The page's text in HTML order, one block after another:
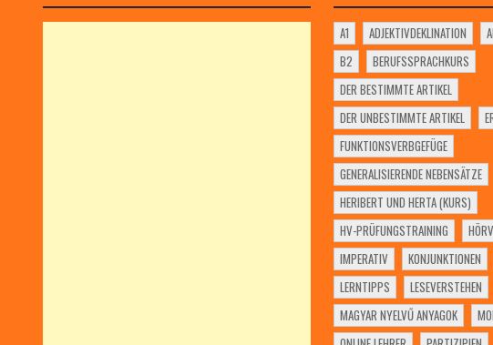
A1 ADJEKTIVDEKLINATION
B2
BERUFSSPRACHKURS
DER BESTIMMTE ARTIKEL
DER UNBESTIMMTE ARTIKEL
FUNKTIONSVERBGEFÜGE
GENERALISIERENDE NEBENSÄTZE
HERIBERT UND HERTA (KURS)
HV-PRÜFUNGSTRAINING
IMPERATIV
KONJUNKTIONEN
LERNTIPPS
LESEVERSTEHEN
MAGYAR NYELVŰ ANYAGOK